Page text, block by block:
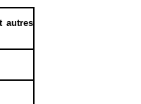
autres